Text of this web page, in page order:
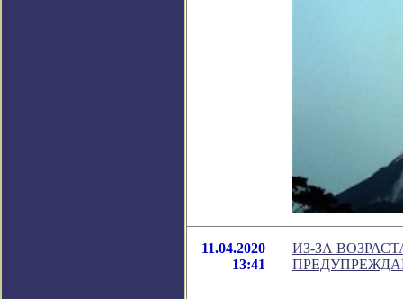
11.04.2020
13:41
ИЗ-ЗА